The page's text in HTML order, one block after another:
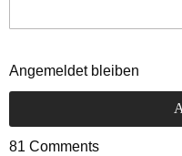
Angemeldet bleiben
81 Comments